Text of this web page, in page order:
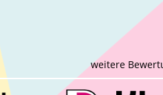
weitere